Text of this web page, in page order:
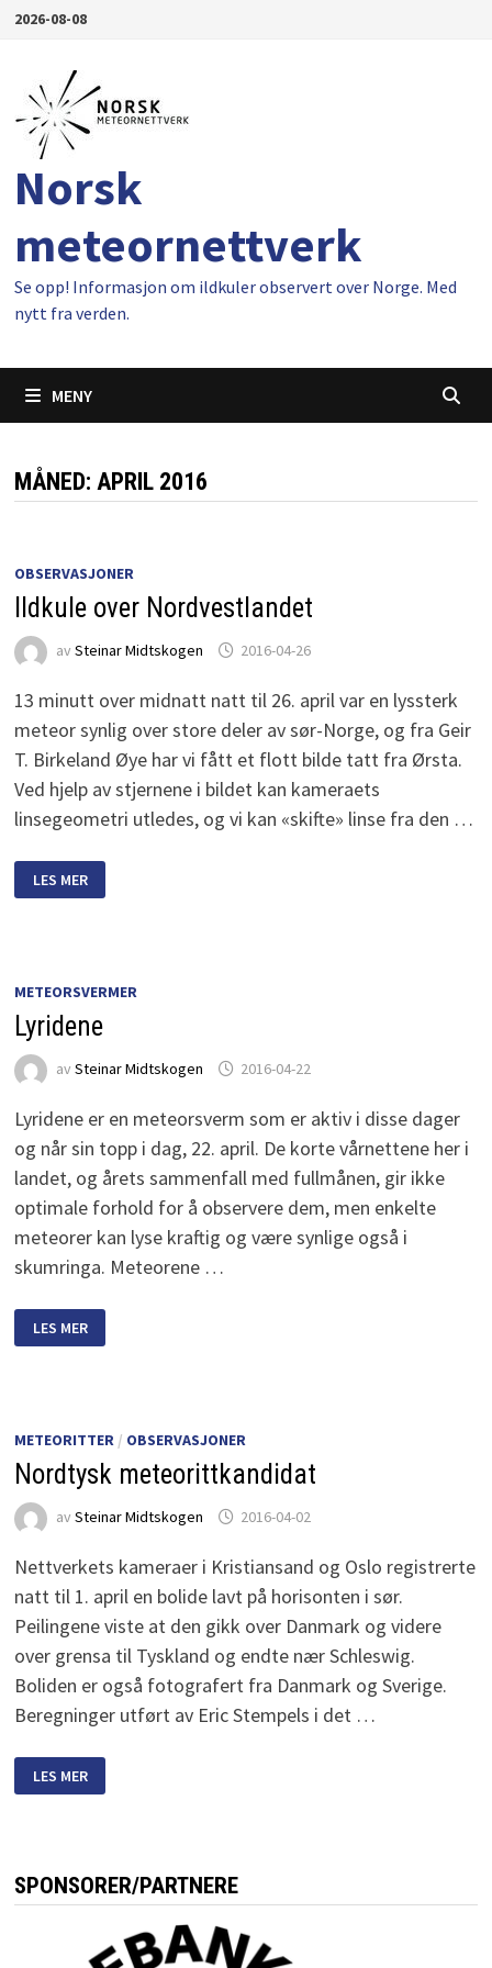
Gå2026-08-08
Norsk
meteornettverk
Se opp! Informasjon om ildkuler observert over Norge. Med
nytt fra verden.
MENY
MÅNED: APRIL 2016
OBSERVASJONER
Ildkule over Nordvestlandet
av Steinar Midtskogen 2016-04-26
13 minutt over midnatt natt til 26. april var en lyssterk
meteor synlig over store deler av sør-Norge, og fra Geir
T. Birkeland Øye har vi fått et flott bilde tatt fra Ørsta.
Ved hjelp av stjernene i bildet kan kameraets
linsegeometri utledes, og vi kan «skifte» linse fra den …
OVER
NORDVESTLANDET
LES MER
METEORSVERMER
Lyridene
av Steinar Midtskogen 2016-04-22
Lyridene er en meteorsverm som er aktiv i disse dager
og når sin topp i dag, 22. april. De korte vårnettene her i
landet, og årets sammenfall med fullmånen, gir ikke
optimale forhold for å observere dem, men enkelte
meteorer kan lyse kraftig og være synlige også i
skumringa. Meteorene …
LES MER
METEORITTER/ OBSERVASJONER
Nordtysk meteorittkandidat
av Steinar Midtskogen 2016-04-02
Nettverkets kameraer i Kristiansand og Oslo registrerte
natt til 1. april en bolide lavt på horisonten i sør.
Peilingene viste at den gikk over Danmark og videre
over grensa til Tyskland og endte nær Schleswig.
Boliden er også fotografert fra Danmark og Sverige.
Beregninger utført av Eric Stempels i det …
NORDTYSK
METEORITTKANDIDAT
LES MER
SPONSORER/PARTNERE